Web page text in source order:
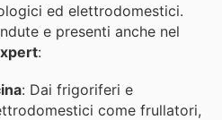
ed elettrodomestici.
e presenti anche nel
:
: Dai frigoriferi e
come frullatori,